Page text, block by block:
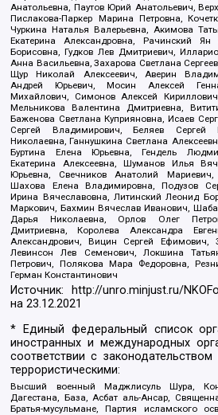
Анатольевна, Паутов Юрий Анатольевич,
Пислакова-Паркер Марина Петровна,
Чуркина Наталья Валерьевна, Акимова
Екатерина Александровна, Рачинский
Борисовна, Гудков Лев Дмитриевич,
Анна Васильевна, Захарова Светлана
Щур Николай Алексеевич, Аверин
Андрей Юрьевич, Мосин Алексей
Михайлович, Симонов Алексей
Мельникова Валентина Дмитриевна,
Баженова Светлана Куприяновна, Исаев
Сергей Владимирович, Беляев Сергей
Николаевна, Ганнушкина Светлана
Буртина Елена Юрьевна, Гендель
Екатерина Алексеевна, Шуманов Илья
Юрьевна, Свечников Анатолий
Шахова Елена Владимировна, Подузов
Ирина Вячеславовна, Литинский Леонид
Маркович, Бахмин Вячеслав Иванович,
Дарья Николаевна, Орлов Олег
Дмитриевна, Королева Александра
Александрович, Вицин Сергей Ефимович,
Левинсон Лев Семенович, Локшина
Петрович, Полякова Мара Федоровна,
Герман Константинович
Источник: http://unro.minjust.ru/
на23.12.2021
* Единый федеральный список
иностранных и международных
соответствии с
террористическими:
Высший военный Маджлисуль Шура,
Дагестана, База, Асбат аль-Ансар,
Братья-мусульмане, Партия исламского